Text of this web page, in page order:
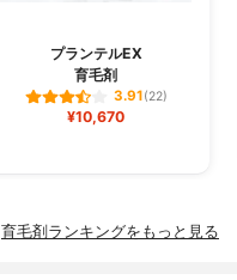
プランテルEX
育毛剤
3.91(22)
¥10,670
育毛剤ランキングをもっと見る